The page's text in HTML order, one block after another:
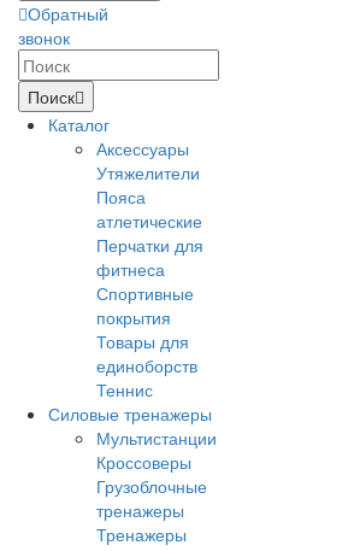
Обратный
звонок
Поиск
Каталог
Аксессуары
Утяжелители
Пояса
атлетические
Перчатки для
фитнеса
Спортивные
покрытия
Товары для
единоборств
Теннис
Силовые тренажеры
Мультистанции
Кроссоверы
Грузоблочные
тренажеры
Тренажеры